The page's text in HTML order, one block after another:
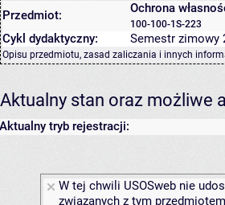
Przedmiot: Ochrona
100-100-1S-223
Cykl dydaktyczny: Semestr zimowy
Opisu przedmiotu, zasad zaliczania i innych
Aktualny stan oraz możliwe
Aktualny tryb rejestracji:
W tej chwili USOSweb nie
związanych z tym